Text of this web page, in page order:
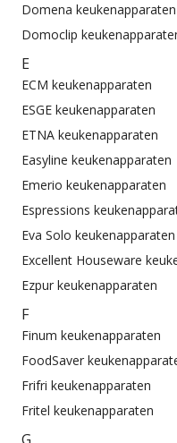
Domena keukenapparaten
Domoclip
E
ECM keukenapparaten
ESGE keukenapparaten
ETNA keukenapparaten
Easyline keukenapparaten
Emerio keukenapparaten
Espressions
Eva Solo keukenapparaten
Excellent Houseware
Ezpur keukenapparaten
F
Finum keukenapparaten
FoodSaver
Frifri keukenapparaten
Fritel keukenapparaten